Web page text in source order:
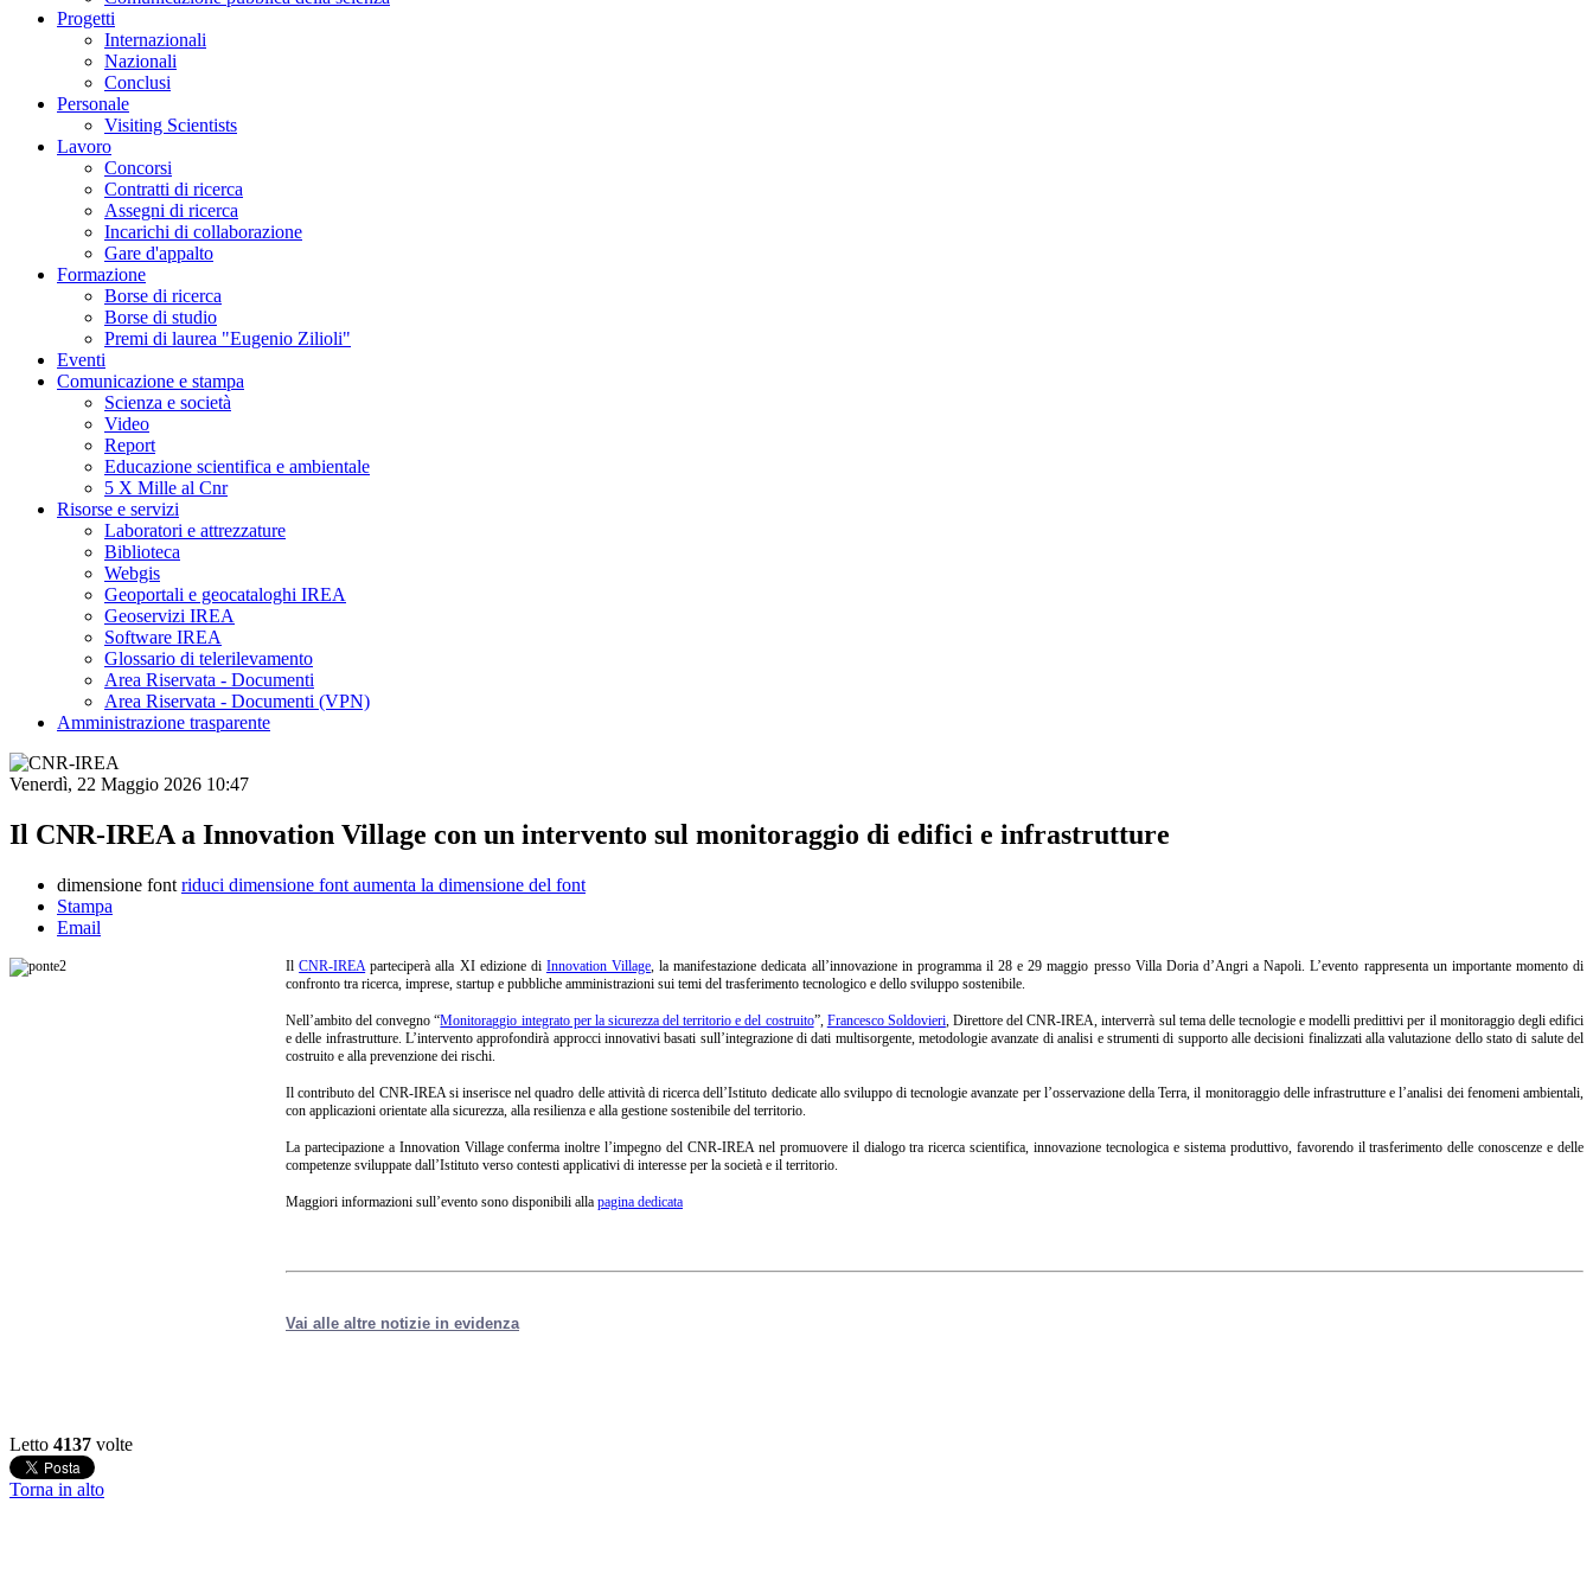
Progetti
Internazionali
Nazionali
Conclusi
Personale
Visiting Scientists
Lavoro
Concorsi
Contratti di ricerca
Assegni di ricerca
Incarichi di collaborazione
Gare d'appalto
Formazione
Borse di ricerca
Borse di studio
Premi di laurea "Eugenio Zilioli"
Eventi
Comunicazione e stampa
Scienza e società
Video
Report
Educazione scientifica e ambientale
5 X Mille al Cnr
Risorse e servizi
Laboratori e attrezzature
Biblioteca
Webgis
Geoportali e geocataloghi IREA
Geoservizi IREA
Software IREA
Glossario di telerilevamento
Area Riservata - Documenti
Area Riservata - Documenti (VPN)
Amministrazione trasparente
Venerdì, 22 Maggio 2026 10:47
Il CNR-IREA a Innovation Village con un intervento sul monitoraggio di edifici e infrastrutture
dimensione font riduci dimensione font aumenta la dimensione del font
Stampa
Email
IlCNR-IREAparteciperà alla XI edizione di Innovation Village, la manifestazione dedicata all’innovazione in programma il 28 e 29 maggio presso Villa Doria d’Angri a Napoli. L’evento rappresenta un importante momento di
confronto tra ricerca, imprese, startup e pubbliche amministrazioni sui temi del trasferimento tecnologico e dello sviluppo sostenibile.
Nell’ambito del convegno “Monitoraggio integrato per la sicurezza del territorio e del costruito”, Francesco Soldovieri, Direttore del CNR-IREA, interverrà sul tema delle tecnologie e modelli predittivi per il monitoraggio degli edifici
e delle infrastrutture. L’intervento approfondirà approcci innovativi basati sull’integrazione di dati multisorgente, metodologie avanzate di analisi e strumenti di supporto alle decisioni finalizzati alla valutazione dello stato di salute del
costruito e alla prevenzione dei rischi.
Il contributo del CNR-IREA si inserisce nel quadro delle attività di ricerca dell’Istituto dedicate allo sviluppo di tecnologie avanzate per l’osservazione della Terra, il monitoraggio delle infrastrutture e l’analisi dei fenomeni ambientali,
con applicazioni orientate alla sicurezza, alla resilienza e alla gestione sostenibile del territorio.
La partecipazione a Innovation Village conferma inoltre l’impegno del CNR-IREA nel promuovere il dialogo tra ricerca scientifica, innovazione tecnologica e sistema produttivo, favorendo il trasferimento delle conoscenze e delle
competenze sviluppate dall’Istituto verso contesti applicativi di interesse per la società e il territorio.
Maggiori informazioni sull’evento sono disponibili alla pagina dedicata
Vai alle altre notizie in evidenza
Letto 4137 volte
Torna in alto